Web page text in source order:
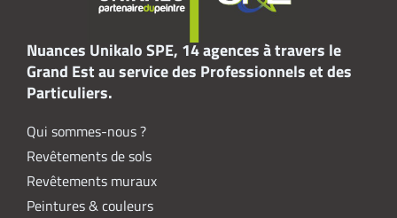
Nuances Unikalo SPE, 14 agences à travers le
Grand Est au service des Professionnels et des
Particuliers.
Qui sommes-nous ?
Revêtements de sols
Revêtements muraux
Peintures & couleurs